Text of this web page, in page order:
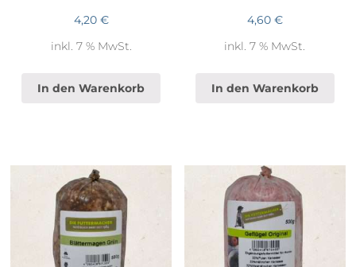
4,20 €
inkl. 7 % MwSt.
In den Warenkorb
4,60 €
inkl. 7 % MwSt.
In den Warenkorb